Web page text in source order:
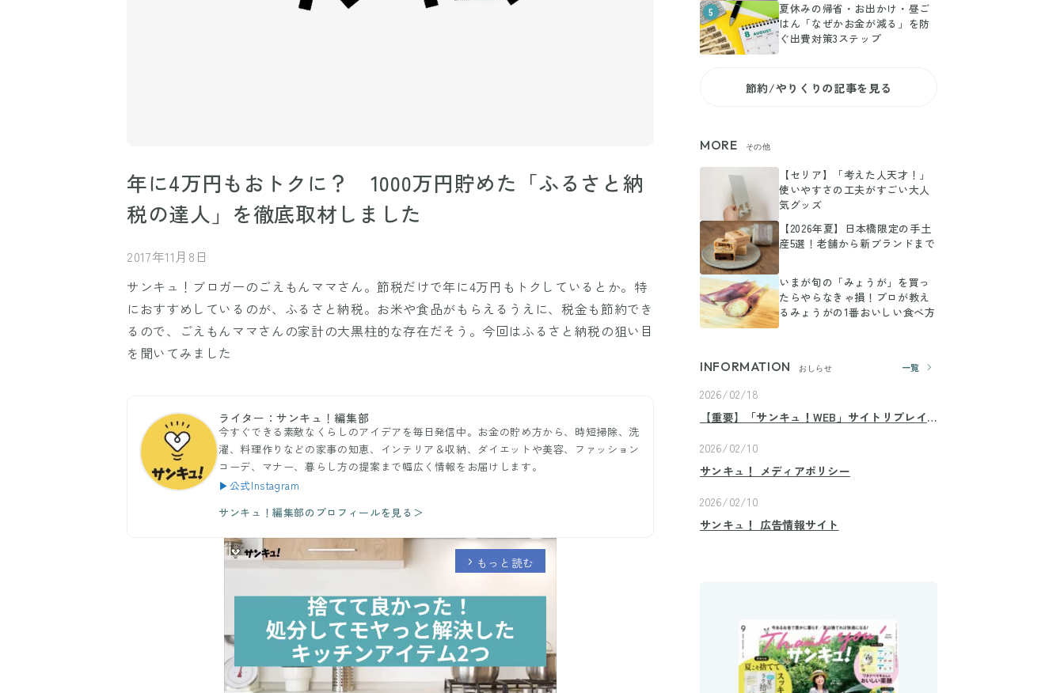
年に4万円もおトクに？ 1000万円貯めた「ふるさと納
税の達人」を徹底取材しました
2017年11月8日
サンキュ！ブロガーのごえもんママさん。節税だけで年に4万円もトクしているとか。特
におすすめしているのが、ふるさと納税。お米や食品がもらえるうえに、税金も節約でき
るので、ごえもんママさんの家計の大黒柱的な存在だそう。今回はふるさと納税の狙い目
を聞いてみました
ライター：サンキュ！編集部
今すぐできる素敵なくらしのアイデアを毎日発信中。お金の貯め方から、時短掃除、洗
濯、料理作りなどの家事の知恵、インテリア＆収納、ダイエットや美容、ファッション
コーデ、マナー、暮らし方の提案まで幅広く情報をお届けします。
▶公式Instagram
サンキュ！編集部のプロフィールを見る＞
arrow_forward_ios もっと読む
5
夏休みの帰省・お出かけ・昼ご
はん「なぜかお金が減る」を防
ぐ出費対策3ステップ
節約/やりくりの記事を見る
MORE その他
【セリア】「考えた人天才！」
使いやすさの工夫がすごい大人
気グッズ
【2026年夏】日本橋限定の手土
産5選！老舗から新ブランドまで
いまが旬の「みょうが」を買っ
たらやらなきゃ損！プロが教え
るみょうがの1番おいしい食べ方
INFORMATION おしらせ 一覧
2026/02/18
【重要】「サンキュ！WEB」サイトリプレイ
2026/02/10
サンキュ！ メディアポリシー
2026/02/10
サンキュ！ 広告情報サイト